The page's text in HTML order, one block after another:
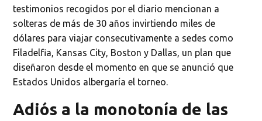
testimonios recogidos por el diario mencionan a
solteras de más de 30 años invirtiendo miles de
dólares para viajar consecutivamente a sedes como
Filadelfia, Kansas City, Boston y Dallas, un plan que
diseñaron desde el momento en que se anunció que
Estados Unidos albergaría el torneo.
Adiós a la monotonía de las